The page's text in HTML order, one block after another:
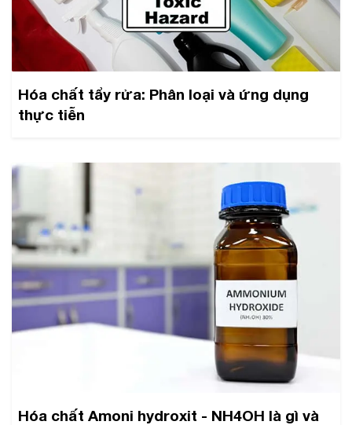
Hóa chất tẩy rửa: Phân loại và ứng dụng
thực tiễn
Hóa chất Amoni hydroxit - NH4OH là gì và